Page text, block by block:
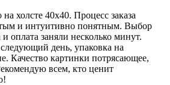
холсте 40х40. Процесс заказа
и интуитивно понятным. Выбор
и оплата заняли несколько минут.
день, упаковка на
Качество картинки потрясающее,
всем, кто ценит